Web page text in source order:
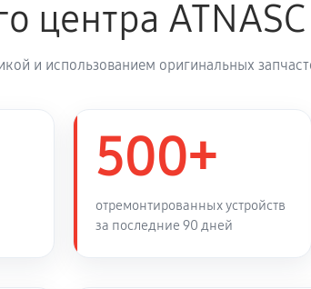
1110 руб
1,25-5X 1020 руб
2210 руб
центра ATNASC
и использованием оригинальных
500+
отремонтированных устройств
за последние 90 дней